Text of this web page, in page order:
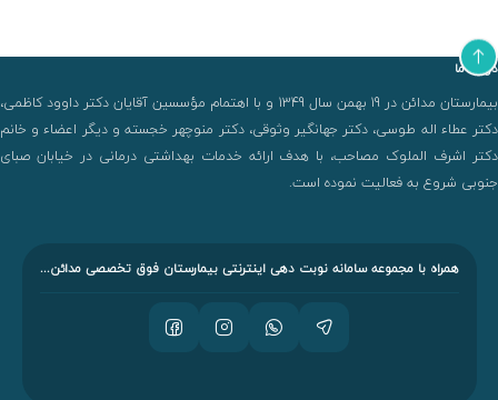
درباره ما
بیمارستان مدائن در 19 بهمن سال 1349 و با اهتمام مؤسسین آقایان دکتر داوود کاظمی،
دکتر عطاء اله طوسی، دکتر جهانگیر وثوقی، دکتر منوچهر خجسته و دیگر اعضاء و خانم
دکتر اشرف الملوک مصاحب، با هدف ارائه خدمات بهداشتی درمانی در خیابان صبای
جنوبی شروع به فعالیت نموده است.
همراه با مجموعه سامانه نوبت دهی اینترنتی بیمارستان فوق تخصصی مدائن...